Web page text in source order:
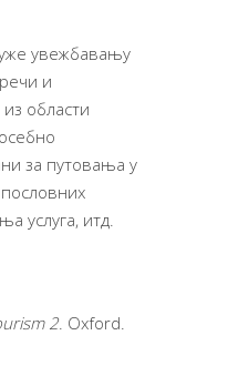
увежбавању
и
области
за путовања у
услуга, итд.
2. Oxford.